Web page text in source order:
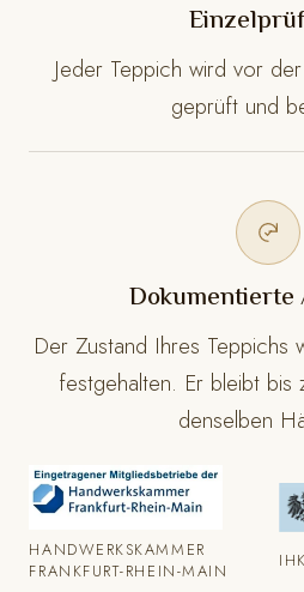
Jeder Teppich wird vor
geprüft und
Dokumentierte
Der Zustand Ihres Teppichs
festgehalten. Er bleibt bis
denselben
HANDWERKSKAMMER
FRANKFURT-RHEIN-MAIN